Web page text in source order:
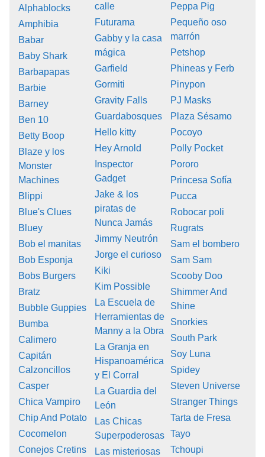
Alphablocks
Amphibia
Babar
Baby Shark
Barbapapas
Barbie
Barney
Ben 10
Betty Boop
Blaze y los
Monster
Machines
Blippi
Blue's Clues
Bluey
Bob el manitas
Bob Esponja
Bobs Burgers
Bratz
Bubble Guppies
Bumba
Calimero
Capitán
Calzoncillos
Casper
Chica Vampiro
Chip And Potato
Cocomelon
Conejos Cretins
calle
Futurama
Gabby y la casa
mágica
Garfield
Gormiti
Gravity Falls
Guardabosques
Hello kitty
Hey Arnold
Inspector
Gadget
Jake & los
piratas de
Nunca Jamás
Jimmy Neutrón
Jorge el curioso
Kiki
Kim Possible
La Escuela de
Herramientas de
Manny a la Obra
La Granja en
Hispanoamérica
y El Corral
La Guardia del
León
Las Chicas
Superpoderosas
Las misteriosas
Peppa Pig
Pequeño oso
marrón
Petshop
Phineas y Ferb
Pinypon
PJ Masks
Plaza Sésamo
Pocoyo
Polly Pocket
Pororo
Princesa Sofía
Pucca
Robocar poli
Rugrats
Sam el bombero
Sam Sam
Scooby Doo
Shimmer And
Shine
Snorkies
South Park
Soy Luna
Spidey
Steven Universe
Stranger Things
Tarta de Fresa
Tayo
Tchoupi